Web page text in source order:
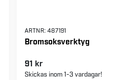
ARTNR: 487191
Bromsoksverktyg
91 kr
Skickas inom 1-3 vardagar!